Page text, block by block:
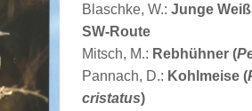
Blaschke, W.: Junge
SW-Route
Mitsch, M.: Rebhühner (
Pannach, D.: Kohlmeise (
cristatus)